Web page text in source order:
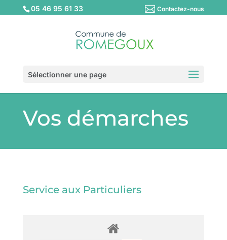
05 46 95 61 33 Contactez-nous
Sélectionner une page
Vos démarches
Service aux Particuliers